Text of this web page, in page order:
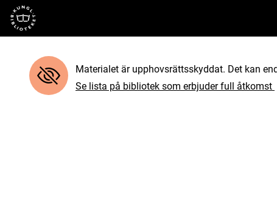
Till startsidan
Materialet är upphovsrättsskyddat. Det kan
Se lista på bibliotek som erbjuder full åtkomst